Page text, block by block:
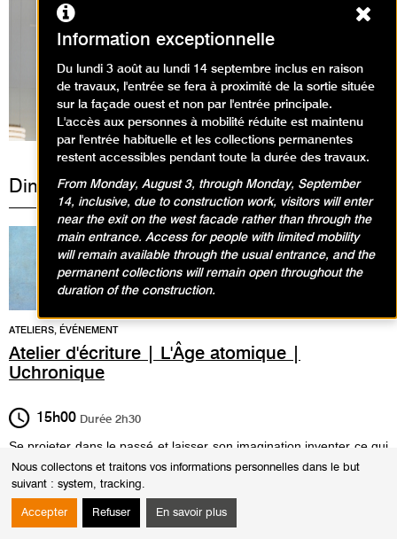
Nous collectons et traitons vos informations personnelles dans le but
suivant : system, tracking.
Accepter Refuser En savoir plus
Expositions en cours
Dimanche 26 janvier 2025
Atelier d'écriture | L'Âge atomique |
Uchronique
ATELIERS, ÉVÉNEMENT
15h00 Durée 2h30
Se projeter dans le passé et laisser son imagination inventer ce qui
aurait pu avoir lieu. Réinventer l’histoire à partir d’un événement
modifié pour écrire une chronique de ce qui n’a pas eu lieu.
Animatrice
: Ghislaine Tabareau-Desseux, cofondatrice de
l’association Carnets du passage
Information exceptionnelle
Du lundi 3 août au lundi 14 septembre inclus en raison
de travaux, l'entrée se fera à proximité de la sortie située
sur la façade ouest et non par l'entrée principale.
L'accès aux personnes à mobilité réduite est maintenu
par l'entrée habituelle et les collections permanentes
restent accessibles pendant toute la durée des travaux.
From Monday, August 3, through Monday, September
14, inclusive, due to construction work, visitors will enter
near the exit on the west facade rather than through the
main entrance. Access for people with limited mobility
will remain available through the usual entrance, and the
permanent collections will remain open throughout the
duration of the construction.